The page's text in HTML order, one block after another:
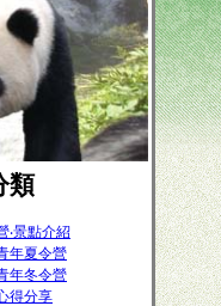
類
‧景點介紹
年夏令營
年冬令營
得分享